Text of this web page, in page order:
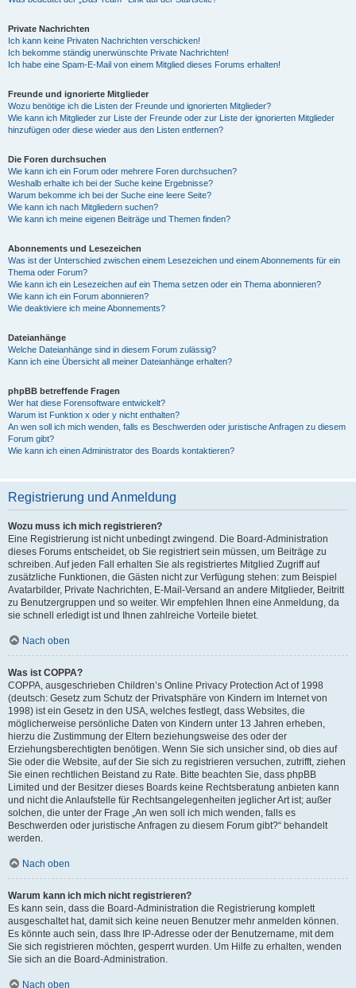
Private Nachrichten
Ich kann keine Privaten Nachrichten verschicken!
Ich bekomme ständig unerwünschte Private Nachrichten!
Ich habe eine Spam-E-Mail von einem Mitglied dieses Forums erhalten!
Freunde und ignorierte Mitglieder
Wozu benötige ich die Listen der Freunde und ignorierten Mitglieder?
Wie kann ich Mitglieder zur Liste der Freunde oder zur Liste der ignorierten Mitglieder
hinzufügen oder diese wieder aus den Listen entfernen?
Die Foren durchsuchen
Wie kann ich ein Forum oder mehrere Foren durchsuchen?
Weshalb erhalte ich bei der Suche keine Ergebnisse?
Warum bekomme ich bei der Suche eine leere Seite?
Wie kann ich nach Mitgliedern suchen?
Wie kann ich meine eigenen Beiträge und Themen finden?
Abonnements und Lesezeichen
Was ist der Unterschied zwischen einem Lesezeichen und einem Abonnements für ein
Thema oder Forum?
Wie kann ich ein Lesezeichen auf ein Thema setzen oder ein Thema abonnieren?
Wie kann ich ein Forum abonnieren?
Wie deaktiviere ich meine Abonnements?
Dateianhänge
Welche Dateianhänge sind in diesem Forum zulässig?
Kann ich eine Übersicht all meiner Dateianhänge erhalten?
phpBB betreffende Fragen
Wer hat diese Forensoftware entwickelt?
Warum ist Funktion x oder y nicht enthalten?
An wen soll ich mich wenden, falls es Beschwerden oder juristische Anfragen zu diesem
Forum gibt?
Wie kann ich einen Administrator des Boards kontaktieren?
Registrierung und Anmeldung
Wozu muss ich mich registrieren?
Eine Registrierung ist nicht unbedingt zwingend. Die Board-Administration
dieses Forums entscheidet, ob Sie registriert sein müssen, um Beiträge zu
schreiben. Auf jeden Fall erhalten Sie als registriertes Mitglied Zugriff auf
zusätzliche Funktionen, die Gästen nicht zur Verfügung stehen: zum Beispiel
Avatarbilder, Private Nachrichten, E-Mail-Versand an andere Mitglieder, Beitritt
zu Benutzergruppen und so weiter. Wir empfehlen Ihnen eine Anmeldung, da
sie schnell erledigt ist und Ihnen zahlreiche Vorteile bietet.
Nach oben
Was ist COPPA?
COPPA, ausgeschrieben Children’s Online Privacy Protection Act of 1998
(deutsch: Gesetz zum Schutz der Privatsphäre von Kindern im Internet von
1998) ist ein Gesetz in den USA, welches festlegt, dass Websites, die
möglicherweise persönliche Daten von Kindern unter 13 Jahren erheben,
hierzu die Zustimmung der Eltern beziehungsweise des oder der
Erziehungsberechtigten benötigen. Wenn Sie sich unsicher sind, ob dies auf
Sie oder die Website, auf der Sie sich zu registrieren versuchen, zutrifft, ziehen
Sie einen rechtlichen Beistand zu Rate. Bitte beachten Sie, dass phpBB
Limited und der Besitzer dieses Boards keine Rechtsberatung anbieten kann
und nicht die Anlaufstelle für Rechtsangelegenheiten jeglicher Art ist; außer
solchen, die unter der Frage „An wen soll ich mich wenden, falls es
Beschwerden oder juristische Anfragen zu diesem Forum gibt?“ behandelt
werden.
Nach oben
Warum kann ich mich nicht registrieren?
Es kann sein, dass die Board-Administration die Registrierung komplett
ausgeschaltet hat, damit sich keine neuen Benutzer mehr anmelden können.
Es könnte auch sein, dass Ihre IP-Adresse oder der Benutzername, mit dem
Sie sich registrieren möchten, gesperrt wurden. Um Hilfe zu erhalten, wenden
Sie sich an die Board-Administration.
Nach oben